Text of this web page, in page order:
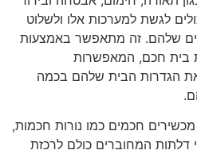
לגשת למערכות אלו ולשלוט
שלהם. זה מתאפשר באמצעות
בית חכם, המאפשרות
הגדרות הבית שלהם בכמה
חכמים כמו נורות חכמות,
דלתות המחוברים כולם לרכזת